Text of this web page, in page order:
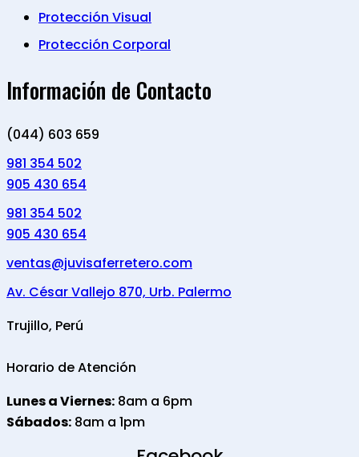
Protección Visual
Protección Corporal
Información de Contacto
(044) 603 659
981 354 502
905 430 654
981 354 502
905 430 654
ventas@juvisaferretero.com
Av. César Vallejo 870, Urb. Palermo
Trujillo, Perú
Horario de Atención
Lunes a Viernes: 8am a 6pm
Sábados: 8am a 1pm